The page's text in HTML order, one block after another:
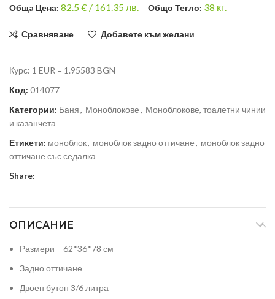
Общa Цена: 82.5€ / 161.35 лв. Общо Тегло: 38 кг.
Сравняване Добавете към желани
Курс: 1 EUR = 1.95583 BGN
Код: 014077
Категории: Баня, Моноблокове, Моноблокове, тоалетни чинии
и казанчета
Етикети: моноблок, моноблок задно оттичане, моноблок задно
оттичане със седалка
Share:
ОПИСАНИЕ
Размери – 62*36*78 см
Задно оттичане
Двоен бутон 3/6 литра